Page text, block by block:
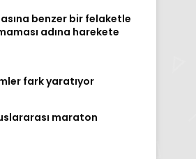
benzer bir felaketle
adına harekete
fark yaratıyor
maraton